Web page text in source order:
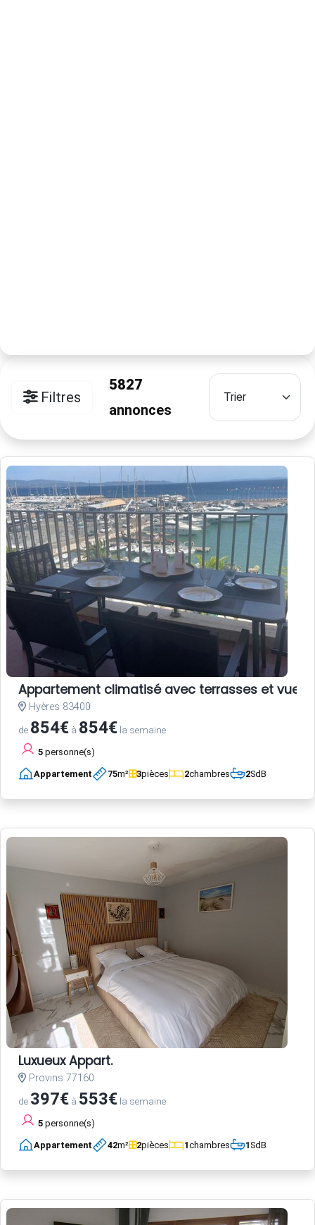
Filtres
5827
annonces
Appartement climatisé avec terrasses et vue
Hyères 83400
de 854€ à 854€ la semaine
5 personne(s)
Appartement 75m² 3pièces 2chambres 2SdB
Luxueux Appart.
Provins 77160
de 397€ à 553€ la semaine
5 personne(s)
Appartement 42m² 2pièces 1chambres 1SdB